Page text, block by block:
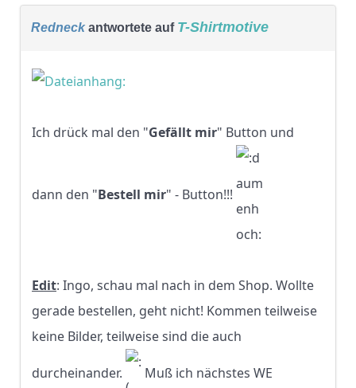
Redneckantwortete auf T-Shirtmotive
Ich drück mal den "Gefällt mir" Button und
dann den "Bestell mir" - Button!!!
Edit: Ingo, schau mal nach in dem Shop. Wollte
gerade bestellen, geht nicht! Kommen teilweise
keine Bilder, teilweise sind die auch
durcheinander. Muß ich nächstes WE